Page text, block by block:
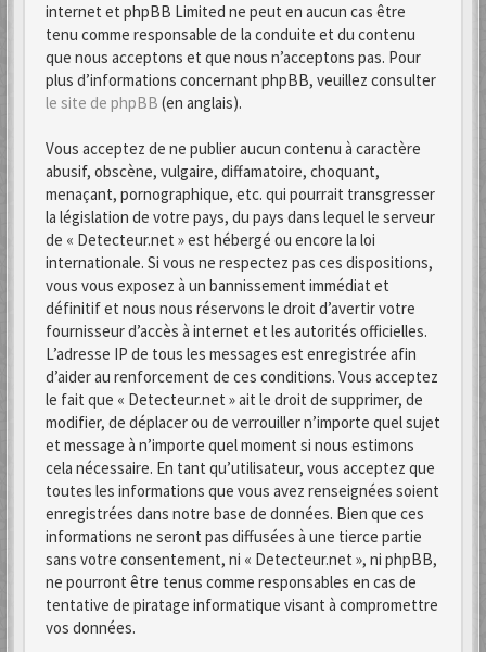
internet et phpBB Limited ne peut en aucun cas être
tenu comme responsable de la conduite et du contenu
que nous acceptons et que nous n’acceptons pas. Pour
plus d’informations concernant phpBB, veuillez consulter
le site de phpBB (en anglais).
Vous acceptez de ne publier aucun contenu à caractère
abusif, obscène, vulgaire, diffamatoire, choquant,
menaçant, pornographique, etc. qui pourrait transgresser
la législation de votre pays, du pays dans lequel le serveur
de « Detecteur.net » est hébergé ou encore la loi
internationale. Si vous ne respectez pas ces dispositions,
vous vous exposez à un bannissement immédiat et
définitif et nous nous réservons le droit d’avertir votre
fournisseur d’accès à internet et les autorités officielles.
L’adresse IP de tous les messages est enregistrée afin
d’aider au renforcement de ces conditions. Vous acceptez
le fait que « Detecteur.net » ait le droit de supprimer, de
modifier, de déplacer ou de verrouiller n’importe quel sujet
et message à n’importe quel moment si nous estimons
cela nécessaire. En tant qu’utilisateur, vous acceptez que
toutes les informations que vous avez renseignées soient
enregistrées dans notre base de données. Bien que ces
informations ne seront pas diffusées à une tierce partie
sans votre consentement, ni « Detecteur.net », ni phpBB,
ne pourront être tenus comme responsables en cas de
tentative de piratage informatique visant à compromettre
vos données.